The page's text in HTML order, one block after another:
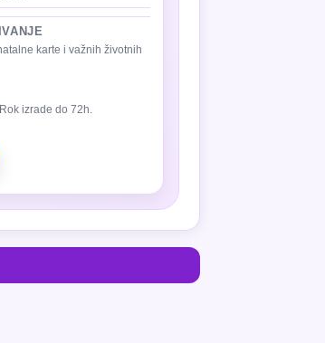
karte i važnih životnih
izrade do 72h.